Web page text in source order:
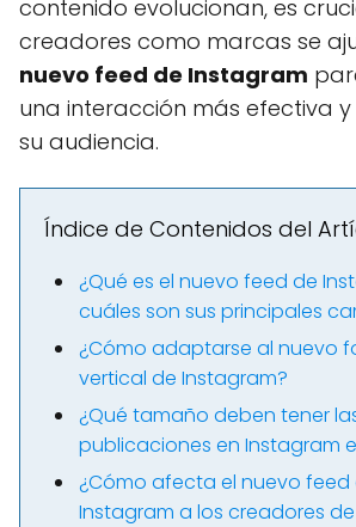
contenido evolucionan, es
creadores como marcas se
nuevo feed de Instagram
una interacción más efectiva
su audiencia.
Índice de Contenidos del
¿Qué es el nuevo feed de
cuáles son sus principales
¿Cómo adaptarse al nuevo
vertical de Instagram?
¿Qué tamaño deben tener
publicaciones en Instagram
¿Cómo afecta el nuevo feed
Instagram a los creadores de